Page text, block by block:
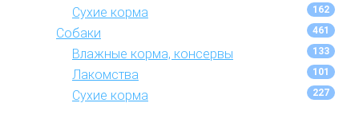
Сухие корма 162
Собаки 461
Влажные корма, консервы 133
Лакомства 101
Сухие корма 227